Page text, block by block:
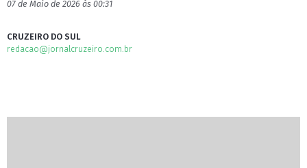
07 de Maio de 2026 às 00:31
CRUZEIRO DO SUL
redacao@jornalcruzeiro.com.br